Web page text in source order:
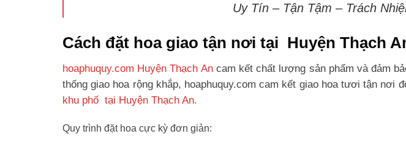
Uy Tín – Tận Tậm – Trách
Cách đặt hoa giao tận nơi tại Huyện Thạch
hoaphuquy.com Huyện Thạch Ancam kết chất lượng sản phẩm và đảm
thống giao hoa rộng khắp, hoaphuquy.com cam kết giao hoa tươi tận nơi
khu phố tại Huyện Thạch An.
Quy trình đặt hoa cực kỳ đơn giản: